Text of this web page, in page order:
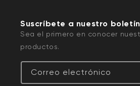
Suscríbete a nuestro boletín
Sea el primero en conocer
productos.
Correo electrónico